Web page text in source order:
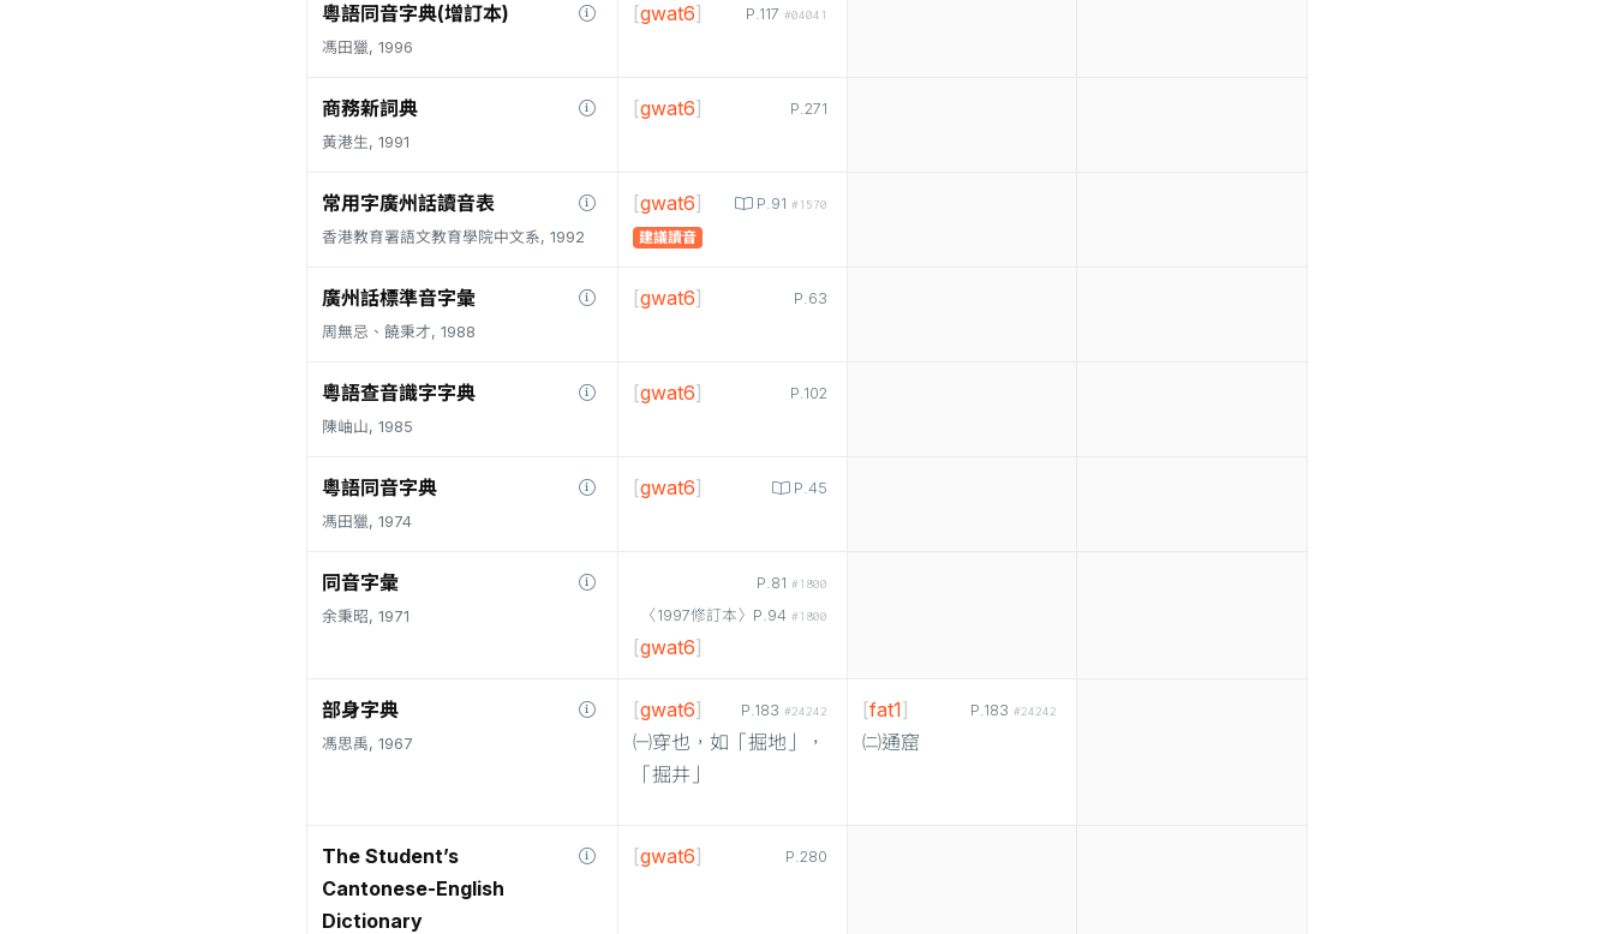
粵語同音字典(增訂本)
馮田獵, 1996
P.117 #04041
[gwat6]
商務新詞典
黃港生, 1991
P.271
[gwat6]
常用字廣州話讀音表
香港教育署語文教育學院中文系, 1992
P.91 #1570
[gwat6]
建議讀音
廣州話標準音字彙
周無忌、饒秉才, 1988
P.63
[gwat6]
粵語查音識字字典
陳岫山, 1985
P.102
[gwat6]
粵語同音字典
馮田獵, 1974
P.45
[gwat6]
同音字彙
余秉昭, 1971
P.81 #1800
〈1997修訂本〉P.94 #1800
[gwat6]
部身字典
馮思禹, 1967
P.183 #24242
[gwat6]
㈠穿也，如「掘地」，
「掘井」
P.183 #24242
[fat1]
㈡通窟
The Student’s
Cantonese-English
Dictionary
P.280
[gwat6]